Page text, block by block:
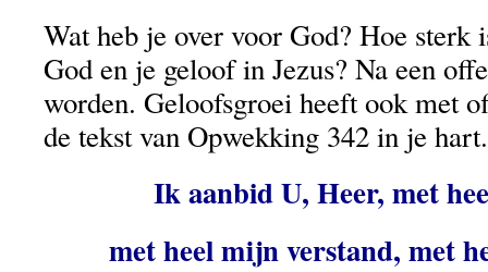
Wat heb je over voor God? Hoe sterk
God en je geloof in Jezus? Na een
worden. Geloofsgroei heeft ook met
de tekst van Opwekking 342 in je
Ik aanbid U, Heer, met
met heel mijn verstand, met